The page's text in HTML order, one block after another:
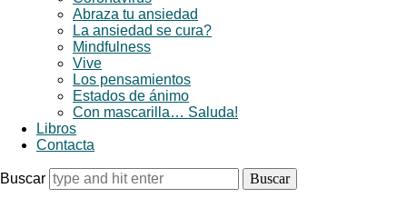
Abraza tu ansiedad
La ansiedad se cura?
Mindfulness
Vive
Los pensamientos
Estados de ánimo
Con mascarilla… Saluda!
Libros
Contacta
Buscar